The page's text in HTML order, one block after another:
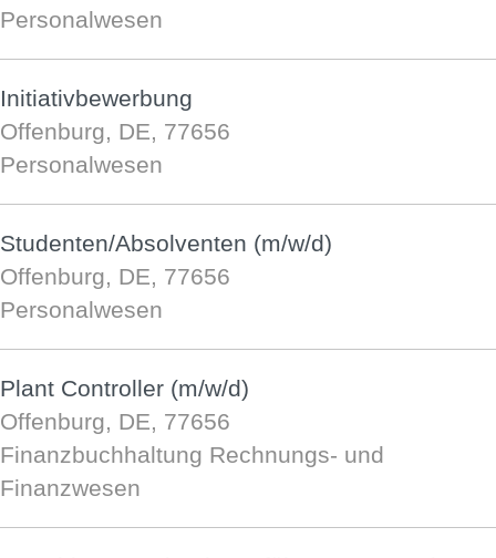
Personalwesen
Initiativbewerbung
Offenburg, DE, 77656
Personalwesen
Studenten/Absolventen (m/w/d)
Offenburg, DE, 77656
Personalwesen
Plant Controller (m/w/d)
Offenburg, DE, 77656
Finanzbuchhaltung Rechnungs- und
Finanzwesen